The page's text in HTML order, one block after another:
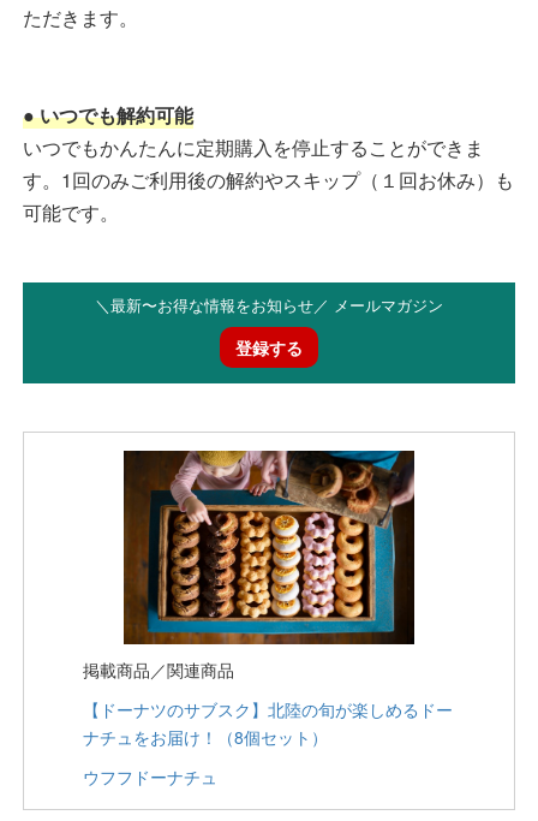
ただきます。
● いつでも解約可能
いつでもかんたんに定期購入を停止することができま
す。1回のみご利用後の解約やスキップ（１回お休み）も
可能です。
＼最新〜お得な情報をお知らせ／ メールマガジン
登録する
掲載商品／関連商品
【ドーナツのサブスク】北陸の旬が楽しめるドー
ナチュをお届け！（8個セット）
ウフフドーナチュ